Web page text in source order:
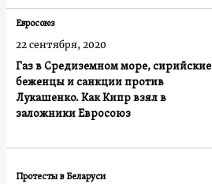
Газ в Средиземном море, сирийские
беженцы и санкции против
Лукашенко. Как Кипр взял в
заложники Евросоюз
Евросоюз
22 сентября, 2020
Протесты в Беларуси